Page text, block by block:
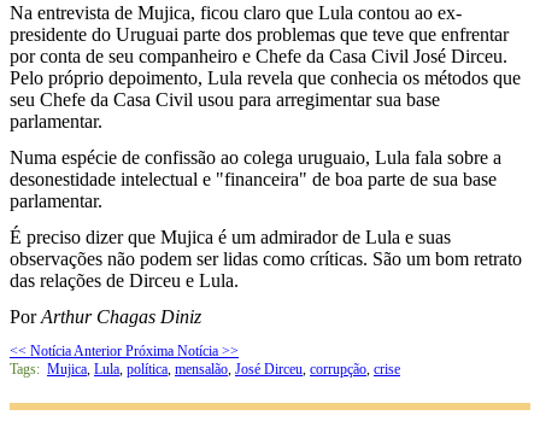
Na entrevista de Mujica, ficou claro que Lula contou ao ex-
presidente do Uruguai parte dos problemas que teve que enfrentar
por conta de seu companheiro e Chefe da Casa Civil José Dirceu.
Pelo próprio depoimento, Lula revela que conhecia os métodos que
seu Chefe da Casa Civil usou para arregimentar sua base
parlamentar.
Numa espécie de confissão ao colega uruguaio, Lula fala sobre a
desonestidade intelectual e "financeira" de boa parte de sua base
parlamentar.
É preciso dizer que Mujica é um admirador de Lula e suas
observações não podem ser lidas como críticas. São um bom retrato
das relações de Dirceu e Lula.
PorArthur Chagas Diniz
<< Notícia Anterior Próxima Notícia >>
Tags: Mujica, Lula, política, mensalão, José Dirceu, corrupção, crise